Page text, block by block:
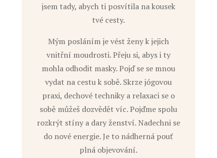
jsem tady, abych ti posvítila na kousek
tvé cesty.
Mým posláním je vést ženy k jejich
vnitřní moudrosti. Přeju si, abys i ty
mohla odhodit masky. Pojď se se mnou
vydat na cestu k sobě. Skrze jógovou
praxi, dechové techniky a relaxaci se o
sobě můžeš dozvědět víc. Pojďme spolu
rozkrýt stíny a dary ženství. Nadechni se
do nové energie. Je to nádherná pouť
plná objevování.